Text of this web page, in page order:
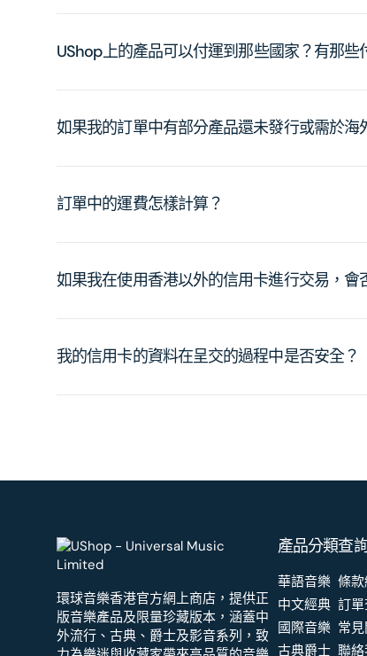
UShop上的產品可以付運到那些國家？有那些
如果我的訂單中有部分產品還未發行或需於海
訂單中的運費怎樣計算？
如果我在使用香港以外的信用卡進行交易，會
我的信用卡的資料在呈交的過程中是否安全？
環球音樂香港官方網上商店，提供正
版音樂產品及限量珍藏版本，涵蓋中
外流行、古典、爵士及影音系列，致
產品分類
華語音樂
中文經典
國際音樂
古典爵士
查
條款
訂
常
聯